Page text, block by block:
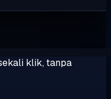
klik, tanpa